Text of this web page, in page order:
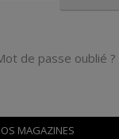
de passe oublié ?
MAGAZINES